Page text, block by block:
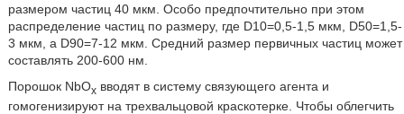
размером частиц 40 мкм. Особо предпочтительно при этом
распределение частиц по размеру, где D10=0,5-1,5 мкм, D50=1,5-
3 мкм, a D90=7-12 мкм. Средний размер первичных частиц может
составлять 200-600 нм.
Порошок NbOxвводят в систему связующего агента и
гомогенизируют на трехвальцовой краскотерке. Чтобы облегчить